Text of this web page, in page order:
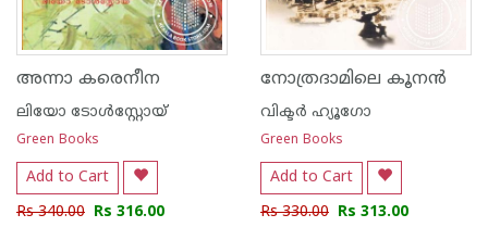
അന്നാ കരെനീന
ലിയോ ടോള്‍സ്റ്റോയ്
Green Books
Add to Cart
Rs 340.00 Rs 316.00
നോത്രദാമിലെ കൂന‌ന്‍
വിക്ടര്‍ ഹ്യൂഗോ
Green Books
Add to Cart
Rs 330.00 Rs 313.00